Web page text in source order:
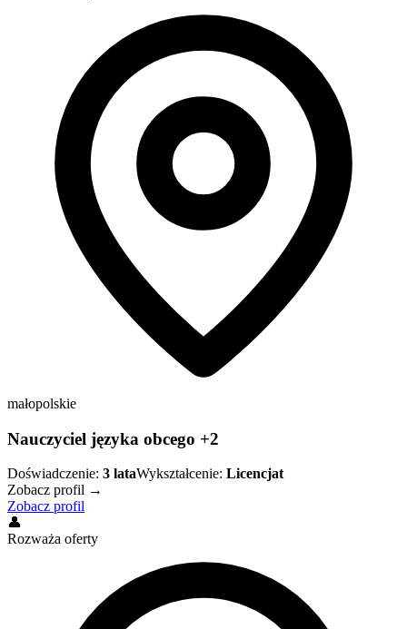
małopolskie
Nauczyciel języka obcego +2
Doświadczenie: 3 lataWykształcenie: Licencjat
Zobacz profil →
Zobacz profil
👤
Rozważa oferty